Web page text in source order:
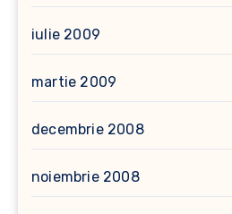
iulie 2009
martie 2009
decembrie 2008
noiembrie 2008